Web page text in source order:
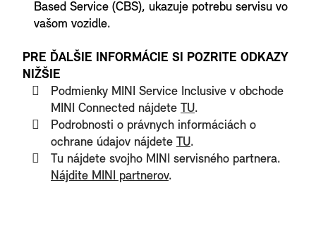
Based Service (CBS), ukazuje potrebu servisu vo
vašom vozidle.
PRE ĎALŠIE INFORMÁCIE SI POZRITE ODKAZY
NIŽŠIE
Podmienky MINI Service Inclusive v obchode
MINI Connected nájdete TU.
Podrobnosti o právnych informáciách o
ochrane údajov nájdete TU.
Tu nájdete svojho MINI servisného partnera.
Nájdite MINI partnerov.